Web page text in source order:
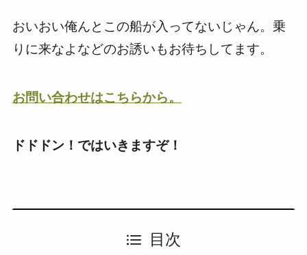
おいおい俺んとこの船が入ってないじゃん。乗
りに来なよなどのお誘いもお待ちしてます。
お問い合わせはこちらから。
ドドドン！ではいきますぞ！
目次